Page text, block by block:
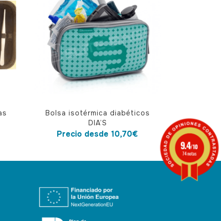
pueden
Bolsa isotérmica diabéticos
DIA’S
Precio desde 10,70€
9.4/10
74 notas